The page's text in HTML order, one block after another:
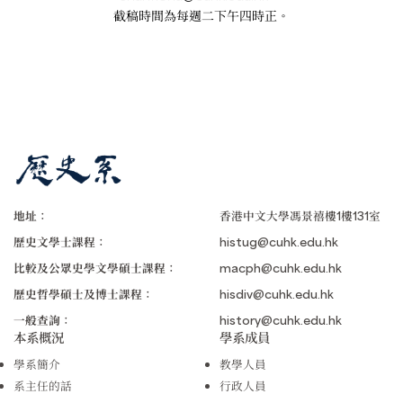
截稿時間為每週二下午四時正。
地址：
香港中文大學馮景禧樓1樓131室
歷史文學士課程：
histug@cuhk.edu.hk
比較及公眾史學文學碩士課程：
macph@cuhk.edu.hk
歷史哲學碩士及博士課程：
hisdiv@cuhk.edu.hk
一般查詢：
history@cuhk.edu.hk
本系概況
學系簡介
系主任的話
學系成員
教學人員
行政人員